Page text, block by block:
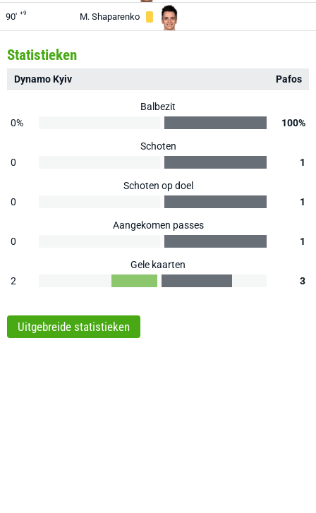
90' +9 M. Shaparenko
Statistieken
Dynamo Kyiv Pafos
Balbezit
0%
100%
Schoten
0
1
Schoten op doel
0
1
Aangekomen passes
0
1
Gele kaarten
2
3
Uitgebreide statistieken